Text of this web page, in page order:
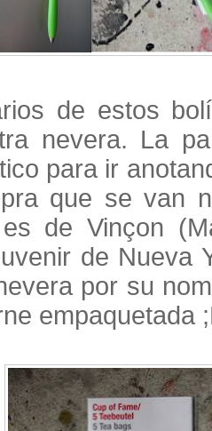
de estos
nevera. La
para ir
que se van
de Vinçon
de Nueva
por su
empaquetada